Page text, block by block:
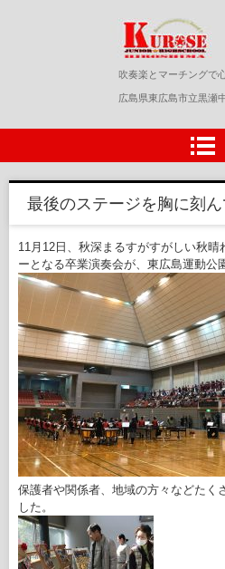
黒瀬中学校吹奏楽
吹奏楽とマーチングで
広島県東広島市立黒瀬
最後のステージを胸に刻
11月12日、秋深まるすがすがしい秋
ーとなる卒業演奏会が、東広島運動公
保護者や関係者、地域の方々などたく
した。